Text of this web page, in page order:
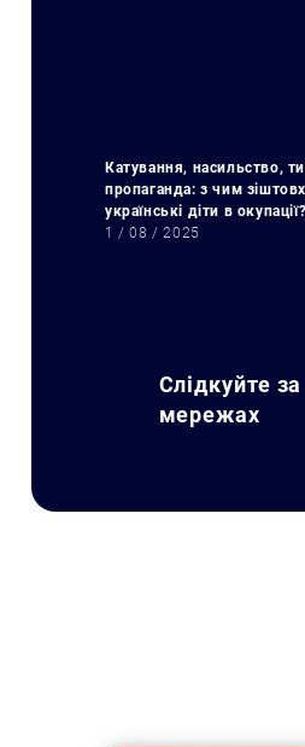
Катування, насильство,
пропаганда: з чим
українські діти в
1 / 08 / 2025
Слідкуйте
мережах